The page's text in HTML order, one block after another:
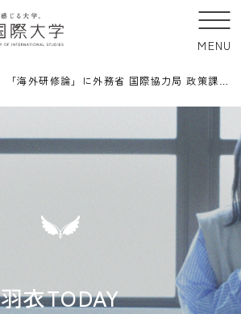
MENU
「海外研修論」に外務省 国際協力局 政策課の田上椋氏をお招きし、ODA出前講座を実施しました。
羽衣TODAY